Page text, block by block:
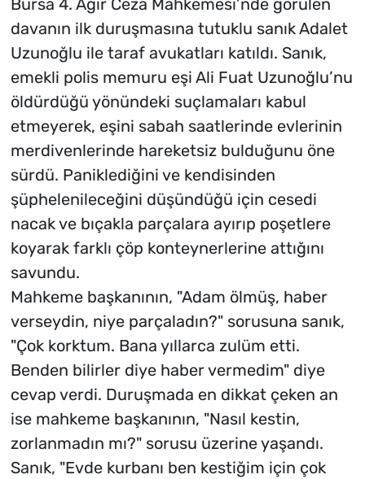
Bursa 4. Ağır Ceza Mahkemesi’nde görülen
davanın ilk duruşmasına tutuklu sanık Adalet
Uzunoğlu ile taraf avukatları katıldı. Sanık,
emekli polis memuru eşi Ali Fuat Uzunoğlu’nu
öldürdüğü yönündeki suçlamaları kabul
etmeyerek, eşini sabah saatlerinde evlerinin
merdivenlerinde hareketsiz bulduğunu öne
sürdü. Paniklediğini ve kendisinden
şüphelenileceğini düşündüğü için cesedi
nacak ve bıçakla parçalara ayırıp poşetlere
koyarak farklı çöp konteynerlerine attığını
savundu.
Mahkeme başkanının, "Adam ölmüş, haber
verseydin, niye parçaladın?" sorusuna sanık,
"Çok korktum. Bana yıllarca zulüm etti.
Benden bilirler diye haber vermedim" diye
cevap verdi. Duruşmada en dikkat çeken an
ise mahkeme başkanının, "Nasıl kestin,
zorlanmadın mı?" sorusu üzerine yaşandı.
Sanık, "Evde kurbanı ben kestiğim için çok